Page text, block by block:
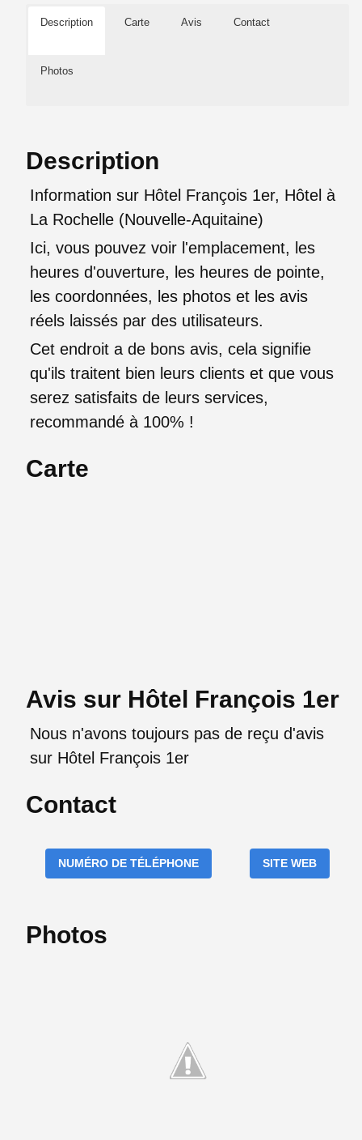
Description Carte Avis Contact
Photos
Description
Information sur Hôtel François 1er, Hôtel à
La Rochelle (Nouvelle-Aquitaine)
Ici, vous pouvez voir l'emplacement, les
heures d'ouverture, les heures de pointe,
les coordonnées, les photos et les avis
réels laissés par des utilisateurs.
Cet endroit a de bons avis, cela signifie
qu'ils traitent bien leurs clients et que vous
serez satisfaits de leurs services,
recommandé à 100% !
Carte
Avis sur Hôtel François 1er
Nous n'avons toujours pas de reçu d'avis
sur Hôtel François 1er
Contact
NUMÉRO DE TÉLÉPHONE SITE WEB
Photos